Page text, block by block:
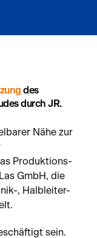
des
durch JR.
Nähe zur
Produktions-
GmbH, die
, Halbleiter-
sein.